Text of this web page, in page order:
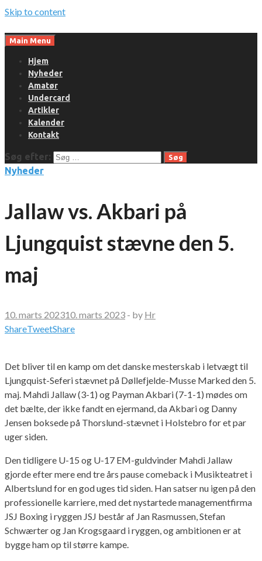
Skip to content
Main Menu
Hjem
Nyheder
Amatør
Undercard
Artikler
Kalender
Kontakt
Søg efter:
Nyheder
Jallaw vs. Akbari på
Ljungquist stævne den 5.
maj
10. marts 202310. marts 2023 - by Hr
ShareTweetShare
Det bliver til en kamp om det danske mesterskab i letvægt til
Ljungquist-Seferi stævnet på Døllefjelde-Musse Marked den 5.
maj. Mahdi Jallaw (3-1) og Payman Akbari (7-1-1) mødes om
det bælte, der ikke fandt en ejermand, da Akbari og Danny
Jensen boksede på Thorslund-stævnet i Holstebro for et par
uger siden.
Den tidligere U-15 og U-17 EM-guldvinder Mahdi Jallaw
gjorde efter mere end tre års pause comeback i Musikteatret i
Albertslund for en god uges tid siden. Han satser nu igen på den
professionelle karriere, med det nystartede managementfirma
JSJ Boxing i ryggen JSJ består af Jan Rasmussen, Stefan
Schwærter og Jan Krogsgaard i ryggen, og ambitionen er at
bygge ham op til større kampe.